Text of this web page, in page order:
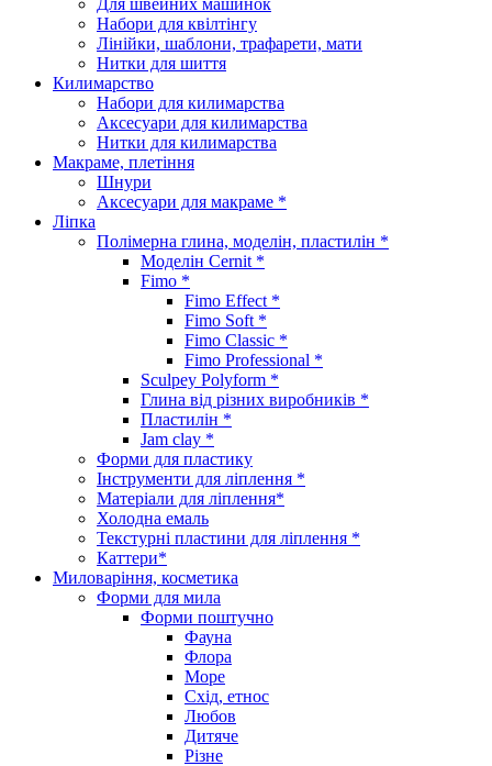
Набори для квілтінгу
Лінійки, шаблони, трафарети, мати
Нитки для шиття
Килимарство
Набори для килимарства
Аксесуари для килимарства
Нитки для килимарства
Макраме, плетіння
Шнури
Аксесуари для макраме *
Ліпка
Полімерна глина, моделін, пластилін *
Моделін Cernit *
Fimo *
Fimo Effect *
Fimo Soft *
Fimo Classic *
Fimo Professional *
Sculpey Polyform *
Глина від різних виробників *
Пластилін *
Jam clay *
Форми для пластику
Інструменти для ліплення *
Матеріали для ліплення*
Холодна емаль
Текстурні пластини для ліплення *
Каттери*
Миловаріння, косметика
Форми для мила
Форми поштучно
Фауна
Флора
Море
Схід, етнос
Любов
Дитяче
Різне